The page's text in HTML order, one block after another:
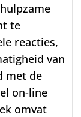
te
reacties,
van
met de
on-line
omvat